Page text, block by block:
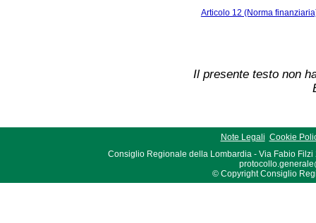
Articolo 12 (Norma
Il presente testo non
Note Legali Cookie
Consiglio Regionale della Lombardia - Via Fabio Filzi
© Copyright Consiglio